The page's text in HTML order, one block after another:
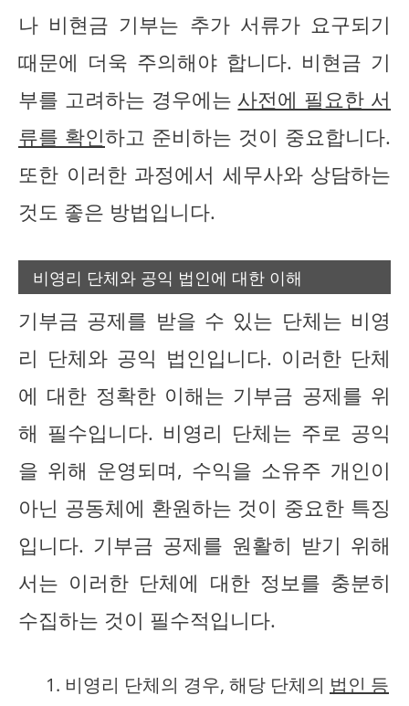
나 비현금 기부는 추가 서류가 요구되기
때문에 더욱 주의해야 합니다. 비현금 기
부를 고려하는 경우에는 사전에 필요한 서
류를 확인하고 준비하는 것이 중요합니다.
또한 이러한 과정에서 세무사와 상담하는
것도 좋은 방법입니다.
비영리 단체와 공익 법인에 대한 이해
기부금 공제를 받을 수 있는 단체는 비영
리 단체와 공익 법인입니다. 이러한 단체
에 대한 정확한 이해는 기부금 공제를 위
해 필수입니다. 비영리 단체는 주로 공익
을 위해 운영되며, 수익을 소유주 개인이
아닌 공동체에 환원하는 것이 중요한 특징
입니다. 기부금 공제를 원활히 받기 위해
서는 이러한 단체에 대한 정보를 충분히
수집하는 것이 필수적입니다.
비영리 단체의 경우, 해당 단체의 법인 등